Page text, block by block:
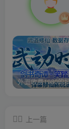
上一篇